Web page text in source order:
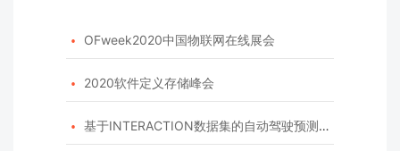
 OFweek2020中国物联网在线展会
 2020软件定义存储峰会
 基于INTERACTION数据集的自动驾驶预测模型挑战赛